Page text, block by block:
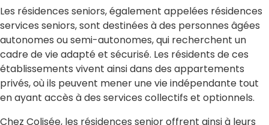
Les résidences seniors, également appelées résidences
services seniors, sont destinées à des personnes âgées
autonomes ou semi-autonomes, qui recherchent un
cadre de vie adapté et sécurisé. Les résidents de ces
établissements vivent ainsi dans des appartements
privés, où ils peuvent mener une vie indépendante tout
en ayant accès à des services collectifs et optionnels.
Chez Colisée, les résidences senior offrent ainsi à leurs